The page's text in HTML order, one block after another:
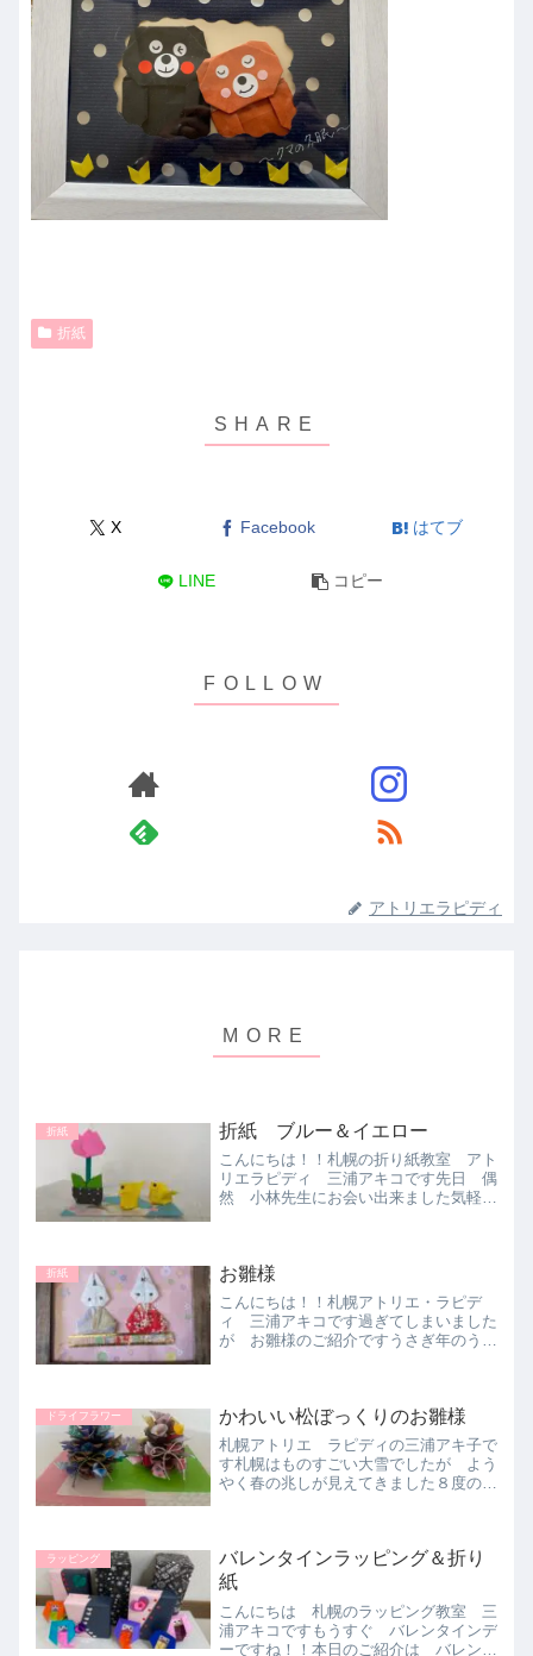
折紙
X Facebook はてブ
LINE コピー
アトリエラピディ
折紙 折紙 ブルー＆イエロー
こんにちは！！札幌の折り紙教室 アト
リエラピディ 三浦アキコです先日 偶
然 小林先生にお会い出来ました気軽に
ひよこにて ウクライナに...
折紙 お雛様
こんにちは！！札幌アトリエ・ラピデ
ィ 三浦アキコです過ぎてしまいました
が お雛様のご紹介ですうさぎ年のうさ
ドライフラワー かわいい松ぼっくりのお雛様
札幌アトリエ ラピディの三浦アキ子で
す札幌はものすごい大雪でしたが よう
やく春の兆しが見えてきました８度の予
介です自然の大好きな お...
ラッピング
バレンタインラッピング＆折り
紙
こんにちは 札幌のラッピング教室 三
浦アキコですもうすぐ バレンタインデ
ーですね！！本日のご紹介は バレンタ